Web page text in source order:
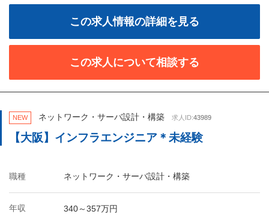
この求人情報の詳細を見る
この求人について相談する
NEW ネットワーク・サーバ設計・構築 求人ID:43989
【大阪】インフラエンジニア＊未経験
職種 ネットワーク・サーバ設計・構築
年収 340～357万円